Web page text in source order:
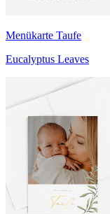
Menükarte Taufe
Eucalyptus Leaves